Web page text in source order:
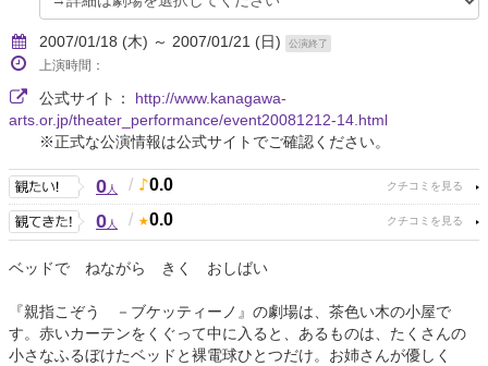
2007/01/18 (木) ～ 2007/01/21 (日) 公演終了
上演時間：
公式サイト： http://www.kanagawa-
arts.or.jp/theater_performance/event20081212-14.html
※正式な公演情報は公式サイトでご確認ください。
0人 / 0.0
0人 / 0.0
ベッドで ねながら きく おしばい
『親指こぞう －ブケッティーノ』の劇場は、茶色い木の小屋で
す。赤いカーテンをくぐって中に入ると、あるものは、たくさんの
小さなふるぼけたベッドと裸電球ひとつだけ。お姉さんが優しく